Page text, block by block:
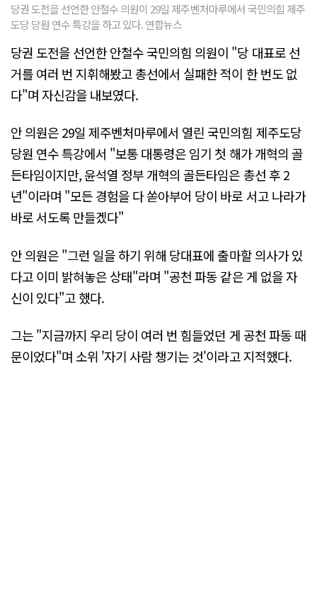
당권 도전을 선언한 안철수 의원이 29일 제주벤처마루에서 국민의힘 제주
도당 당원 연수 특강을 하고 있다. 연합뉴스
당권 도전을 선언한 안철수 국민의힘 의원이 "당 대표로 선
거를 여러 번 지휘해봤고 총선에서 실패한 적이 한 번도 없
다"며 자신감을 내보였다.
안 의원은 29일 제주벤처마루에서 열린 국민의힘 제주도당
당원 연수 특강에서 "보통 대통령은 임기 첫 해가 개혁의 골
든타임이지만, 윤석열 정부 개혁의 골든타임은 총선 후 2
년"이라며 "모든 경험을 다 쏟아부어 당이 바로 서고 나라가
바로 서도록 만들겠다"
안 의원은 "그런 일을 하기 위해 당대표에 출마할 의사가 있
다고 이미 밝혀놓은 상태"라며 "공천 파동 같은 게 없을 자
신이 있다"고 했다.
그는 "지금까지 우리 당이 여러 번 힘들었던 게 공천 파동 때
문이었다"며 소위 '자기 사람 챙기는 것'이라고 지적했다.